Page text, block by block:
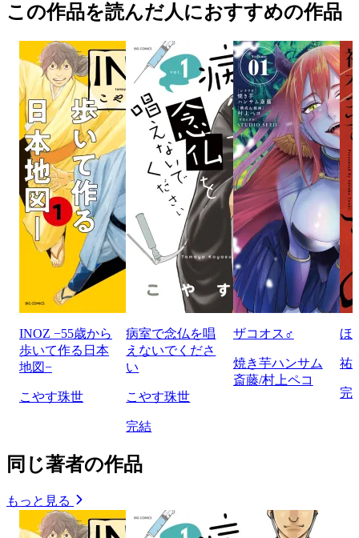
この作品を読んだ人におすすめの作品
INOZ −55歳から
歩いて作る日本
地図−
こやす珠世
病室で念仏を唱
えないでくださ
い
こやす珠世
完結
ザコオス♂
焼き芋ハンサム
斎藤/村上ペコ
ほ
祐
完
同じ著者の作品
もっと見る